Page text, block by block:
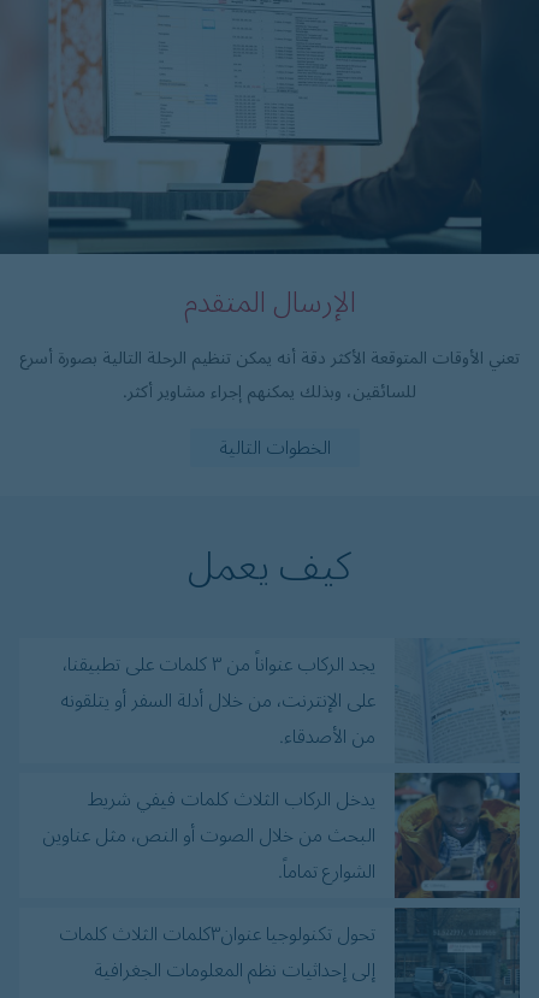
الإرسال المتقدم
تعني الأوقات المتوقعة الأكثر دقة أنه يمكن تنظيم الرحلة التالية بصورة أسرع
للسائقين، وبذلك يمكنهم إجراء مشاوير أكثر.
الخطوات التالية
كيف يعمل
يجد الركاب عنواناً من ٣ كلمات على تطبيقنا،
على الإنترنت، من خلال أدلة السفر أو يتلقونه
من الأصدقاء.
يدخل الركاب الثلاث كلمات فيفي شريط
البحث من خلال الصوت أو النص، مثل عناوين
الشوارع تماماً.
تحول تكنولوجيا عنوان٣كلمات الثلاث كلمات
إلى إحداثيات نظم المعلومات الجغرافية